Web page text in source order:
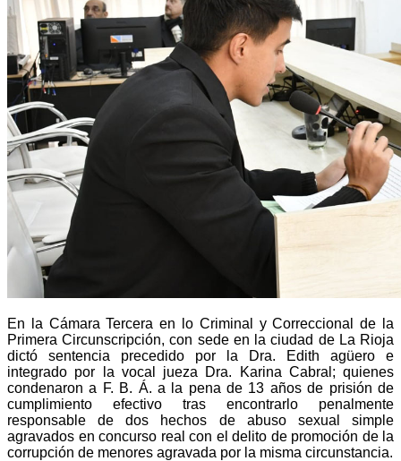
En la Cámara Tercera en lo Criminal y Correccional de la
Primera Circunscripción, con sede en la ciudad de La Rioja
dictó sentencia precedido por la Dra. Edith agüero e
integrado por la vocal jueza Dra. Karina Cabral; quienes
condenaron a F. B. Á. a la pena de 13 años de prisión de
cumplimiento efectivo tras encontrarlo penalmente
responsable de dos hechos de abuso sexual simple
agravados en concurso real con el delito de promoción de la
corrupción de menores agravada por la misma circunstancia.